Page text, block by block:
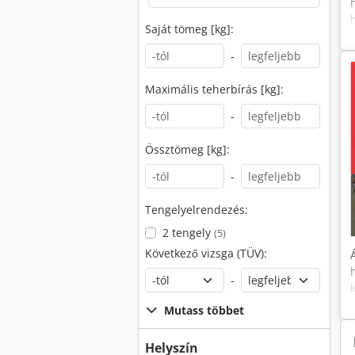
Saját tömeg [kg]:
-
Maximális teherbírás [kg]:
-
Össztömeg [kg]:
-
Tengelyelrendezés:
2 tengely (5)
Következő vizsga (TÜV):
-
Mutass többet
Helyszín